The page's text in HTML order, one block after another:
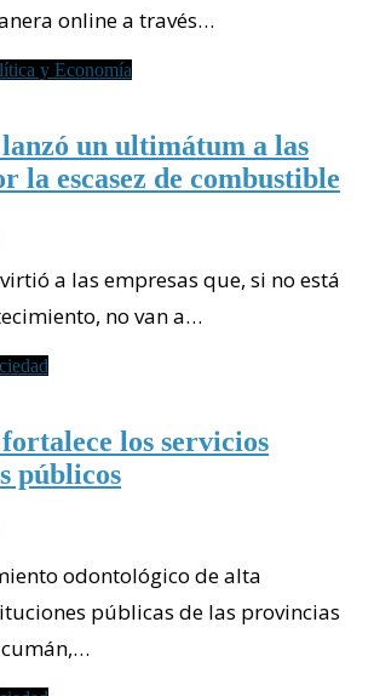
online a través…
y Economía
un ultimátum a las
la escasez de combustible
a las empresas que, si no está
no van a…
los servicios
públicos
odontológico de alta
públicas de las provincias